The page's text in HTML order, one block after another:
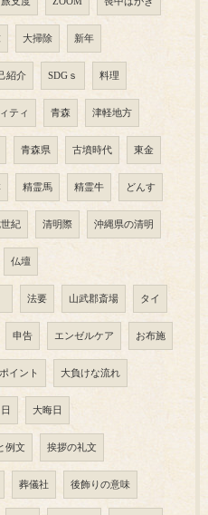
大掃除 新年
紹介 SDGｓ 料理
ティ 青森 津軽地方
青森県 古墳時代 東金
精霊馬 精霊牛 どんす
紀 清明際 沖縄県の清明
仏壇
法要 山武郡斎場 タイ
申告 エンゼルケア お布施
イント 大負けな流れ
大晦日
例文 挨拶の礼文
葬儀社 後飾りの意味